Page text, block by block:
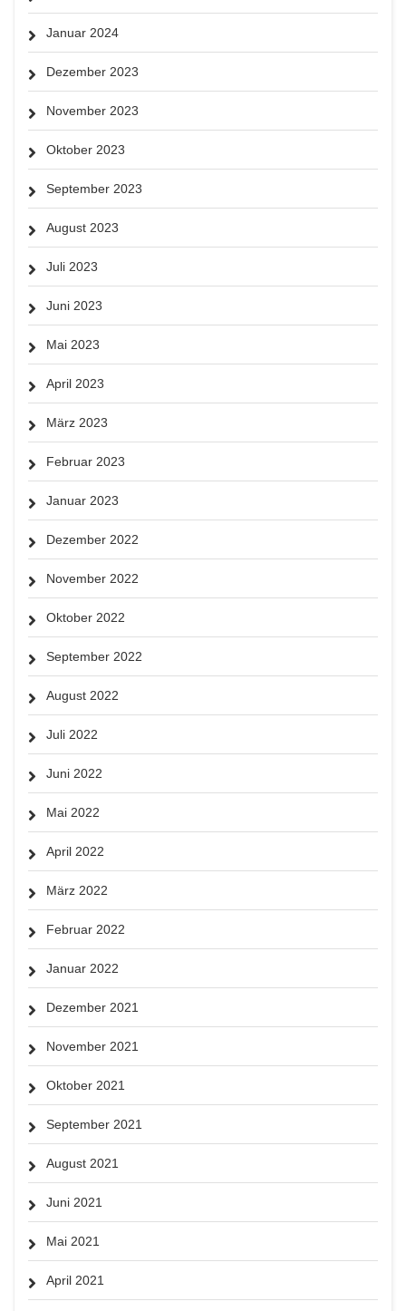
Januar 2024
Dezember 2023
November 2023
Oktober 2023
September 2023
August 2023
Juli 2023
Juni 2023
Mai 2023
April 2023
März 2023
Februar 2023
Januar 2023
Dezember 2022
November 2022
Oktober 2022
September 2022
August 2022
Juli 2022
Juni 2022
Mai 2022
April 2022
März 2022
Februar 2022
Januar 2022
Dezember 2021
November 2021
Oktober 2021
September 2021
August 2021
Juni 2021
Mai 2021
April 2021